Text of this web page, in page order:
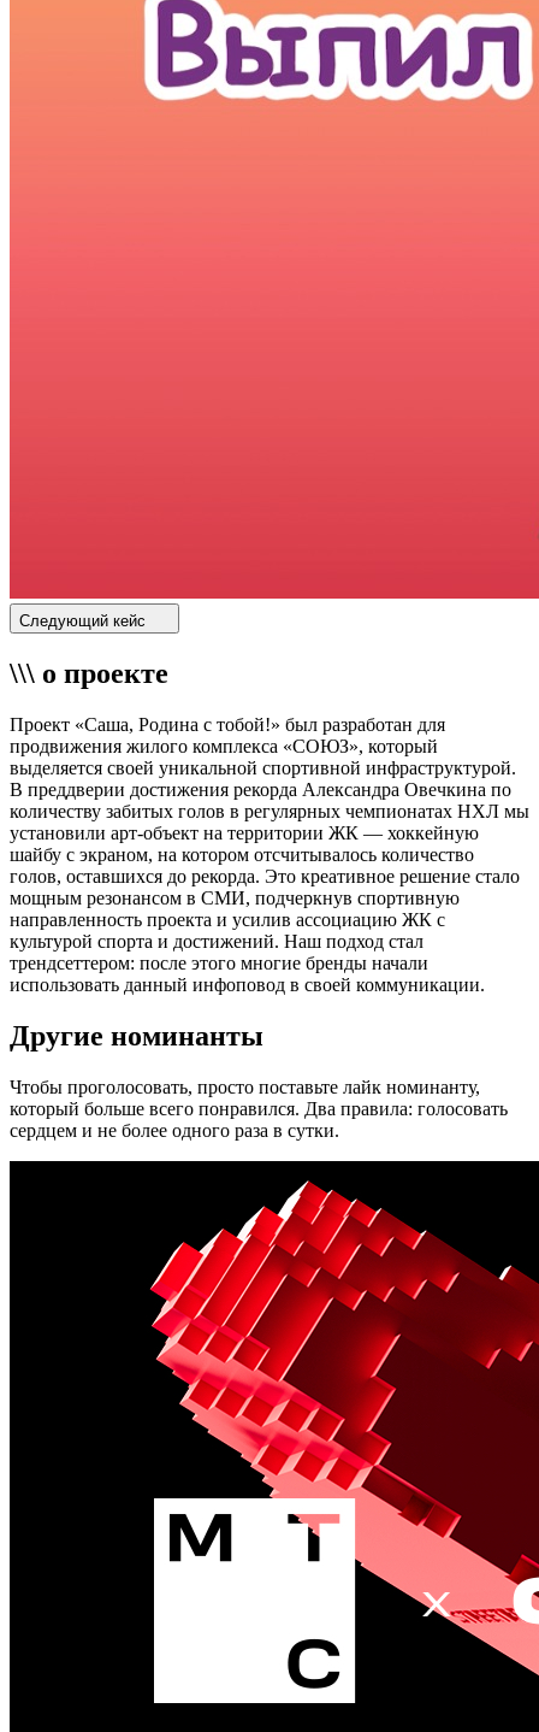
Следующий кейс
\\\ о проекте
Проект «Саша, Родина с тобой!» был разработан для
продвижения жилого комплекса «СОЮЗ», который
выделяется своей уникальной спортивной инфраструктурой.
В преддверии достижения рекорда Александра Овечкина по
количеству забитых голов в регулярных чемпионатах НХЛ мы
установили арт-объект на территории ЖК — хоккейную
шайбу с экраном, на котором отсчитывалось количество
голов, оставшихся до рекорда. Это креативное решение стало
мощным резонансом в СМИ, подчеркнув спортивную
направленность проекта и усилив ассоциацию ЖК с
культурой спорта и достижений. Наш подход стал
трендсеттером: после этого многие бренды начали
использовать данный инфоповод в своей коммуникации.
Другие номинанты
Чтобы проголосовать, просто поставьте лайк номинанту,
который больше всего понравился. Два правила: голосовать
сердцем и не более одного раза в сутки.